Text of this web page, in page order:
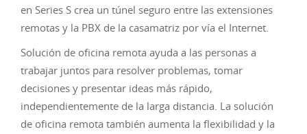
en Series S crea un túnel seguro entre las extensiones
remotas y la PBX de la casamatriz por vía el Internet.
Solución de oficina remota ayuda a las personas a
trabajar juntos para resolver problemas, tomar
decisiones y presentar ideas más rápido,
independientemente de la larga distancia. La solución
de oficina remota también aumenta la flexibilidad y la